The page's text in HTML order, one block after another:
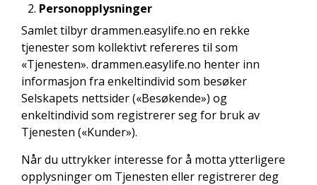
Personopplysninger
Samlet tilbyr drammen.easylife.no en rekke
tjenester som kollektivt refereres til som
«Tjenesten». drammen.easylife.no henter inn
informasjon fra enkeltindivid som besøker
Selskapets nettsider («Besøkende») og
enkeltindivid som registrerer seg for bruk av
Tjenesten («Kunder»).
Når du uttrykker interesse for å motta ytterligere
opplysninger om Tjenesten eller registrerer deg